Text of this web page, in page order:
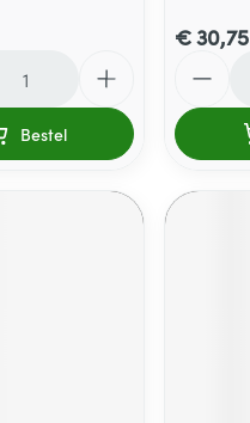
Bestel
€ 30,75